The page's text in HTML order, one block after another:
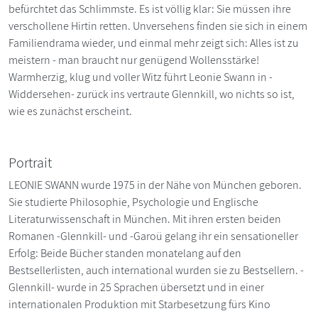
befürchtet das Schlimmste. Es ist völlig klar: Sie müssen ihre
verschollene Hirtin retten. Unversehens finden sie sich in einem
Familiendrama wieder, und einmal mehr zeigt sich: Alles ist zu
meistern - man braucht nur genügend Wollensstärke!
Warmherzig, klug und voller Witz führt Leonie Swann in -
Widdersehen- zurück ins vertraute Glennkill, wo nichts so ist,
wie es zunächst erscheint.
Portrait
LEONIE SWANN wurde 1975 in der Nähe von München geboren.
Sie studierte Philosophie, Psychologie und Englische
Literaturwissenschaft in München. Mit ihren ersten beiden
Romanen -Glennkill- und -Garoü gelang ihr ein sensationeller
Erfolg: Beide Bücher standen monatelang auf den
Bestsellerlisten, auch international wurden sie zu Bestsellern. -
Glennkill- wurde in 25 Sprachen übersetzt und in einer
internationalen Produktion mit Starbesetzung fürs Kino